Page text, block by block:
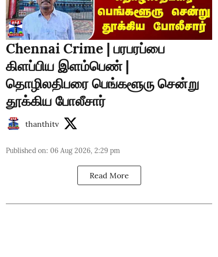
Chennai Crime | பரபரப்பை
கிளப்பிய இளம்பெண் |
தொழிலதிபரை பெங்களூரு சென்று
தூக்கிய போலீசார்
thanthitv
Published on: 06 Aug 2026, 2:29 pm
Read More